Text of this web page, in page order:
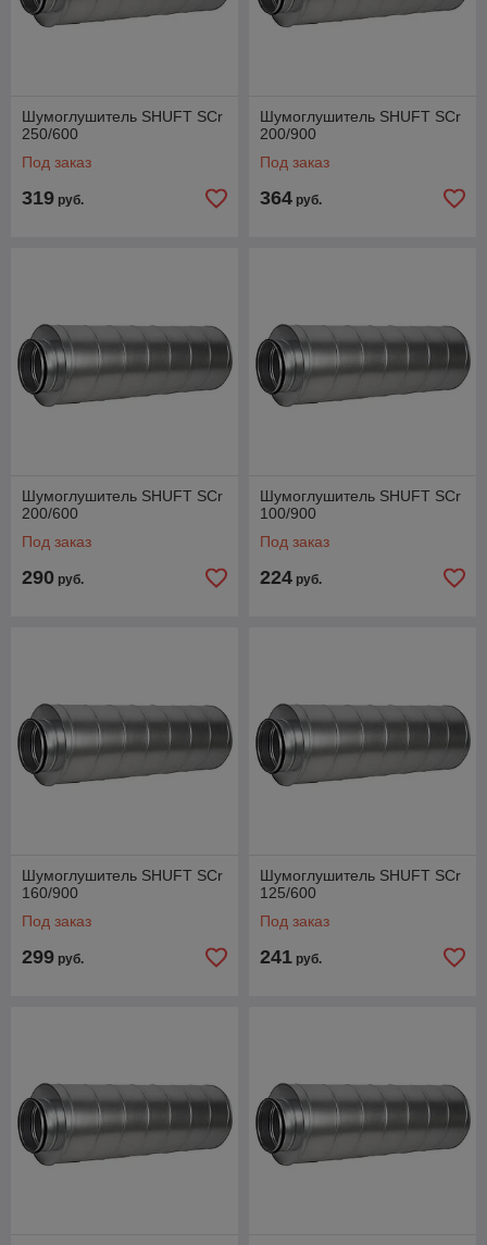
Шумоглушитель SHUFT SCr
250/600
Под заказ
319 руб.
Шумоглушитель SHUFT SCr
200/900
Под заказ
364 руб.
Шумоглушитель SHUFT SCr
200/600
Под заказ
290 руб.
Шумоглушитель SHUFT SCr
100/900
Под заказ
224 руб.
Шумоглушитель SHUFT SCr
160/900
Под заказ
299 руб.
Шумоглушитель SHUFT SCr
125/600
Под заказ
241 руб.